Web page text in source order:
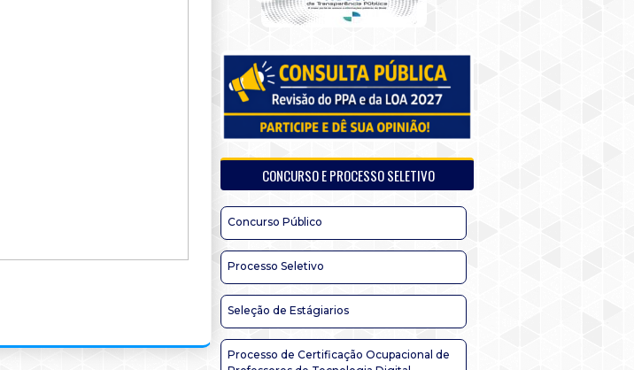
CONCURSO E PROCESSO SELETIVO
Concurso Público
Processo Seletivo
Seleção de Estágiarios
Processo de Certificação Ocupacional de